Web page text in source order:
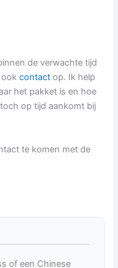
de verwachte tijd
ookcontact op. Ik help
het pakket is en hoe
op tijd aankomt bij
te komen met de
of een Chinese